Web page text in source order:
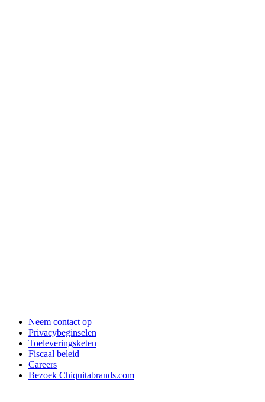
Neem contact op
Privacybeginselen
Toeleveringsketen
Fiscaal beleid
Careers
Bezoek Chiquitabrands.com